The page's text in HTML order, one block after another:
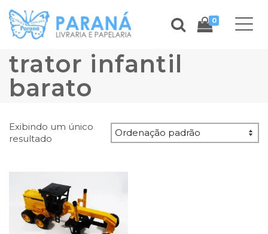
0
trator infantil
barato
Exibindo um único
resultado